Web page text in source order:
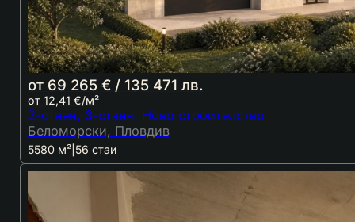
от 69 265 € / 135 471 лв.
от 12,41 €/м²
2-стаен, 3-стаен, Ново строителство
Беломорски, Пловдив
5580 м²| 56 стаи